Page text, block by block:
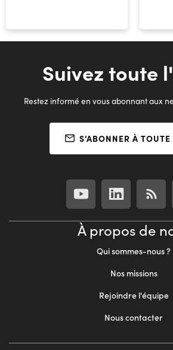
Suivez toute
Restez informé en vous abonnant aux
S'ABONNER À TOUTE
À propos de
Qui sommes-nous ?
Nos missions
Rejoindre l'équipe
Nous contacter